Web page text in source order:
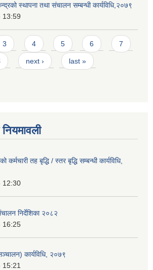
स्थापना तथा संचालन सम्बन्धी कार्यविधि,२०७९
13:59
3 4 5 6 7
next › last »
नियमावली
कर्मचारी तह बृद्धि / स्तर बृद्धि सम्बन्धी कार्यविधि,
12:30
निर्देशिका २०८२
16:25
कार्यविधि, २०७९